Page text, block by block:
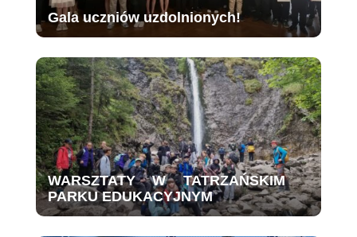
Gala uczniów uzdolnionych!
WARSZTATY W TATRZAŃSKIM
PARKU EDUKACYJNYM